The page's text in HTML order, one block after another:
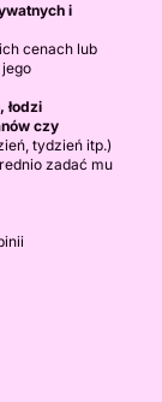
i
cenach lub
łodzi
czy
tydzień itp.)
zadać mu